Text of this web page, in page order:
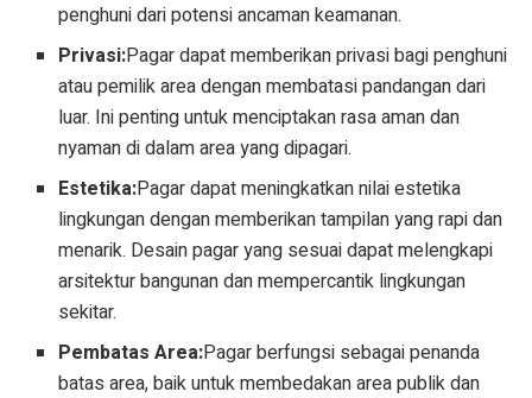
penghuni dari potensi ancaman keamanan.
Privasi:Pagar dapat memberikan privasi bagi penghuni
atau pemilik area dengan membatasi pandangan dari
luar. Ini penting untuk menciptakan rasa aman dan
nyaman di dalam area yang dipagari.
Estetika:Pagar dapat meningkatkan nilai estetika
lingkungan dengan memberikan tampilan yang rapi dan
menarik. Desain pagar yang sesuai dapat melengkapi
arsitektur bangunan dan mempercantik lingkungan
sekitar.
Pembatas Area:Pagar berfungsi sebagai penanda
batas area, baik untuk membedakan area publik dan